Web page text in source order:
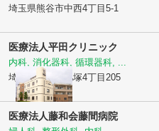
埼玉県熊谷市中西4丁目5-1
医療法人平田クリニック
内科, 消化器科, 循環器科, ...
埼玉県熊谷市
肥塚4丁目205
医療法人藤和会藤間病院